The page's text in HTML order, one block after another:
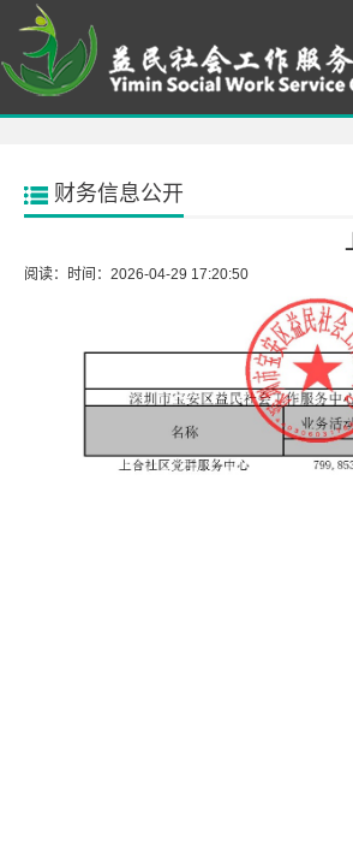
财务信息公开
阅读： 时间：2026-04-29 17:20:50